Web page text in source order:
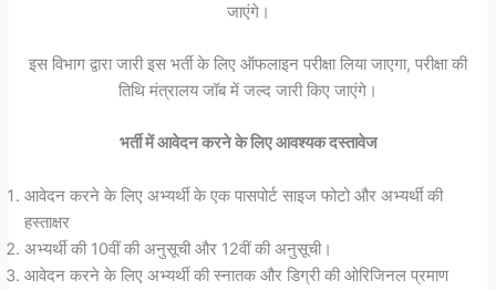
जाएंगे।
इस विभाग द्वारा जारी इस भर्ती के लिए ऑफलाइन परीक्षा लिया जाएगा, परीक्षा की
तिथि मंत्रालय जॉब में जल्द जारी किए जाएंगे।
भर्ती में आवेदन करने के लिए आवश्यक दस्तावेज
आवेदन करने के लिए अभ्यर्थी के एक पासपोर्ट साइज फोटो और अभ्यर्थी की
हस्ताक्षर
अभ्यर्थी की 10वीं की अनुसूची और 12वीं की अनुसूची।
आवेदन करने के लिए अभ्यर्थी की स्नातक और डिग्री की ओरिजिनल प्रमाण